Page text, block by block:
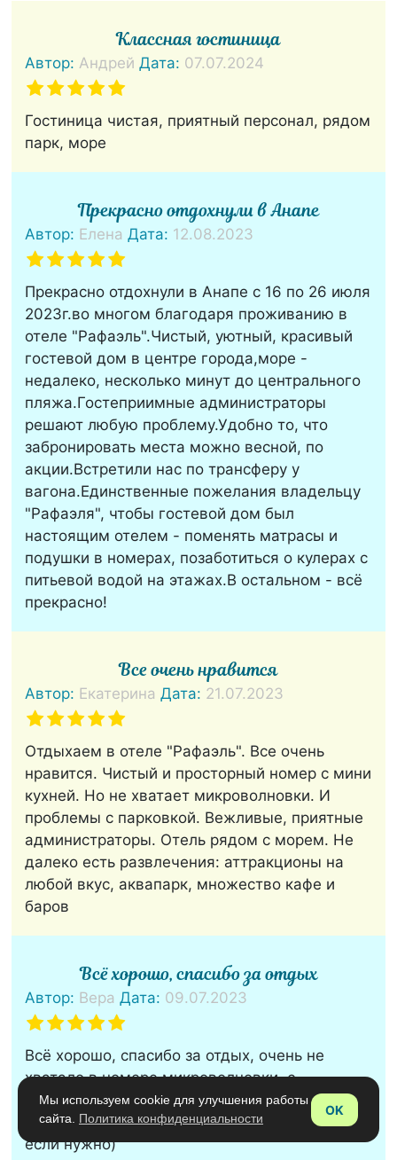
Классная гостиница
Автор:Андрей Дата: 07.07.2024
Гостиница чистая, приятный персонал, рядом
парк, море
Прекрасно отдохнули в Анапе
Автор: Елена Дата: 12.08.2023
Прекрасно отдохнули в Анапе с 16 по 26 июля
2023г.во многом благодаря проживанию в
отеле "Рафаэль".Чистый, уютный, красивый
гостевой дом в центре города,море -
недалеко, несколько минут до центрального
пляжа.Гостеприимные администраторы
решают любую проблему.Удобно то, что
забронировать места можно весной, по
акции.Встретили нас по трансферу у
вагона.Единственные пожелания владельцу
"Рафаэля", чтобы гостевой дом был
настоящим отелем - поменять матрасы и
подушки в номерах, позаботиться о кулерах с
питьевой водой на этажах.В остальном - всё
прекрасно!
Все очень нравится
Автор: Екатерина Дата: 21.07.2023
Отдыхаем в отеле "Рафаэль". Все очень
нравится. Чистый и просторный номер с мини
кухней. Но не хватает микроволновки. И
проблемы с парковкой. Вежливые, приятные
администраторы. Отель рядом с морем. Не
далеко есть развлечения: аттракционы на
любой вкус, аквапарк, множество кафе и
баров
Всё хорошо, спасибо за отдых
Автор: Вера Дата: 09.07.2023
Всё хорошо, спасибо за отдых, очень не
хватало в номере микроволновки, с
маленькими детками она была бы очень
удобна. Персонал вежливый, всё подскажут
если нужно)
Мы используем cookie для улучшения работы
сайта. Политика конфиденциальности
OK